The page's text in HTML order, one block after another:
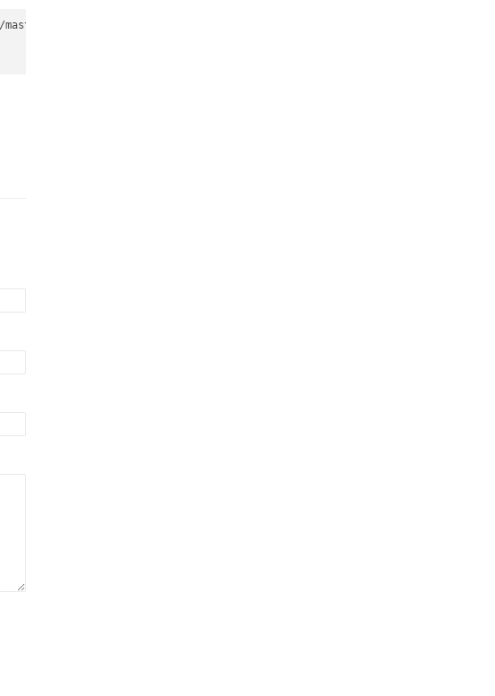
tcp.sh && chmod +x tcp.sh && ./tcp.sh